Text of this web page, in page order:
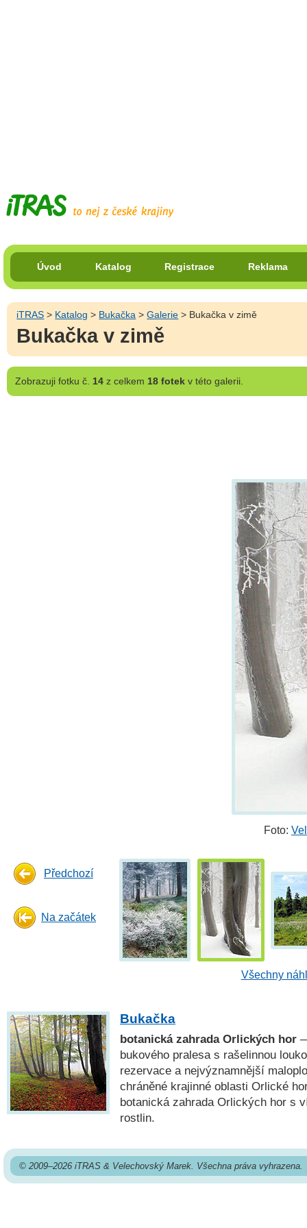
Úvod Katalog Registrace Reklama
iTRAS > Katalog > Bukačka >Galerie > Bukačka v zimě
Bukačka v zimě
Zobrazujifotku č. 14z celkem 18 fotekv této galerii.
Foto:
Předchozí
Na začátek
Všechny
Bukačka
botanická zahrada Orlických hor
bukového pralesa s rašelinnou
rezervace a nejvýznamnější
chráněné krajinné oblasti Orlické
botanická zahrada Orlických hor s
rostlin.
© 2009–2026 iTRAS & Velechovský Marek. Všechna práva vyhrazena.